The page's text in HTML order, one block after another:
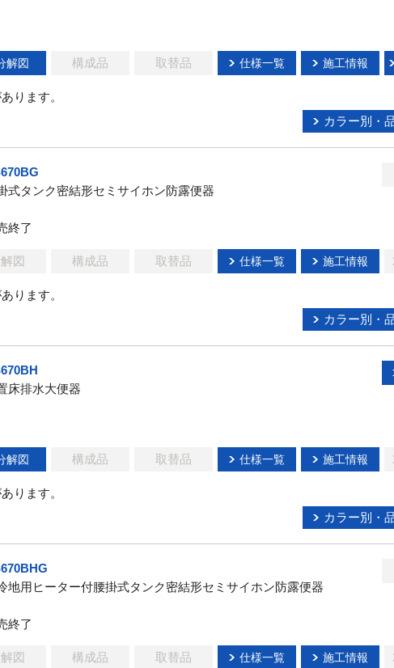
解図 構成品 取替品 仕様一覧 施工情報
ります。
カラー別・
式タンク密結形セミサイホン防露便器
終了
図 構成品 取替品 仕様一覧 施工情報
ります。
カラー別・
床排水大便器
解図 構成品 取替品 仕様一覧 施工情報
ります。
カラー別・
地用ヒーター付腰掛式タンク密結形セミサイホン防露便器
終了
図 構成品 取替品 仕様一覧 施工情報